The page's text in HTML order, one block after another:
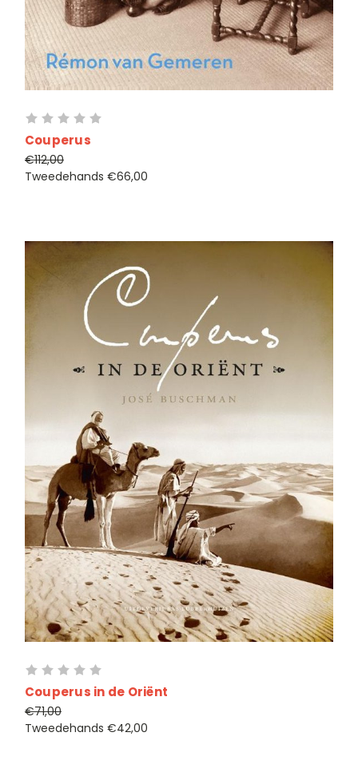
Couperus
€112,00
Tweedehands €66,00
Couperus in de Oriënt
€71,00
Tweedehands €42,00